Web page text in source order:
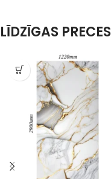
LĪDZĪGAS PRECES